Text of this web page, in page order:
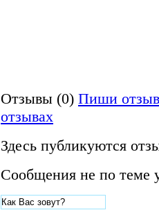
Отзывы (0) Пиши
отзывах
Здесь публикуются
Сообщения не по теме